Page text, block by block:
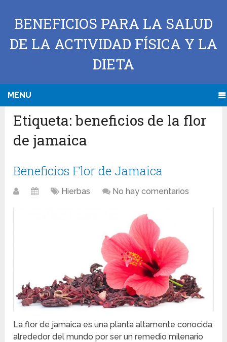
BENEFICIOS PARA LA SALUD
DE LA ACTIVIDAD FÍSICA Y LA
DIETA
MENU
Etiqueta:beneficios de la flor
de jamaica
Beneficios Flor de Jamaica
Hierbas No hay comentarios
La flor de jamaica es una planta altamente conocida
alrededor del mundo por ser un remedio milenario